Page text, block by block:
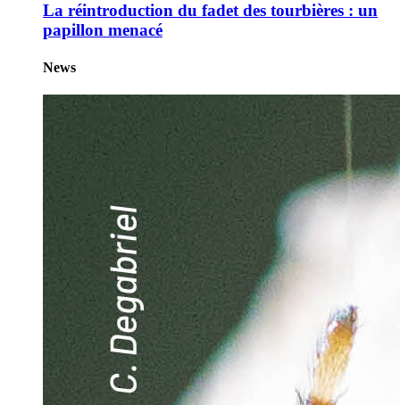
La réintroduction du fadet des tourbières : un
papillon menacé
News